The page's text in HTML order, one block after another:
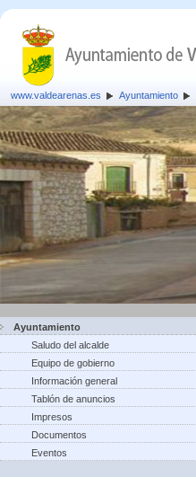
www.valdearenas.es Ayuntamiento
Ayuntamiento
Saludo del alcalde
Equipo de gobierno
Información general
Tablón de anuncios
Impresos
Documentos
Eventos